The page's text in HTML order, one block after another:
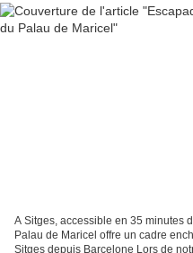
A Sitges, accessible en 35 minutes
Palau de Maricel offre un cadre
Sitges depuis Barcelone Lors de